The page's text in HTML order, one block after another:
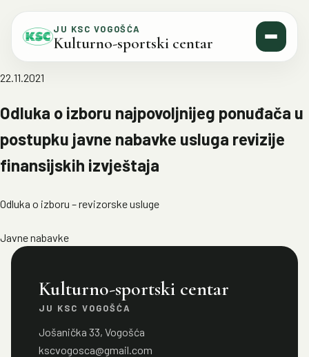
JU KSC VOGOŠĆA
Kulturno-sportski centar
22.11.2021
Odluka o izboru najpovoljnijeg ponuđača u
postupku javne nabavke usluga revizije
finansijskih izvještaja
Odluka o izboru – revizorske usluge
Javne nabavke
Kulturno-sportski centar
JU KSC VOGOŠĆA
Jošanička 33, Vogošća
kscvogosca@gmail.com